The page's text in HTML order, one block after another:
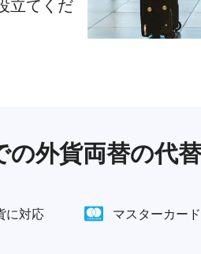
立てくだ
外貨両替の代
に対応 マスターカード